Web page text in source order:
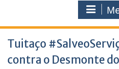
Tuitaço
contra o Desmonte